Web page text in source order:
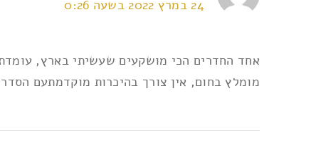
24 במרץ 2022 בשעה 0:26
אחד החדרים הכי מושקעים שעשיתי בארץ,
מומלץ בחום, אין צורך בהיכרות מוקדמתעם